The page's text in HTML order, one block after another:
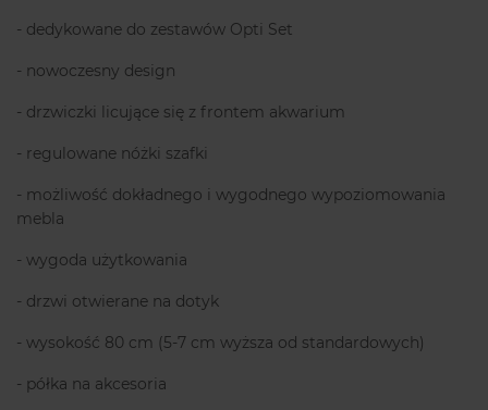
- dedykowane do zestawów Opti Set
- nowoczesny design
- drzwiczki licujące się z frontem akwarium
- regulowane nóżki szafki
- możliwość dokładnego i wygodnego wypoziomowania
mebla
- wygoda użytkowania
- drzwi otwierane na dotyk
- wysokość 80 cm (5-7 cm wyższa od standardowych)
- półka na akcesoria